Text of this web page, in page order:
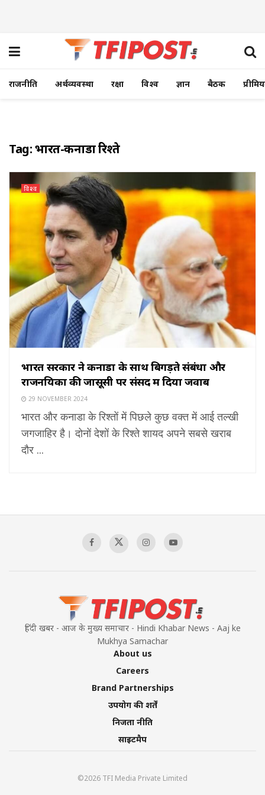
राजनीति अर्थव्यवस्था रक्षा विश्व ज्ञान बैठक
Tag:भारत-कनाडा रिश्ते
विश्व
भारत सरकार ने कनाडा के साथ बिगड़ते संबंधों और
राजनयिकों की जासूसी पर संसद में दिया जवाब
29 NOVEMBER 2024
भारत और कनाडा के रिश्तों में पिछले कुछ वक्त में आई तल्खी
जगजाहिर है। दोनों देशों के रिश्ते शायद अपने सबसे खराब
दौर ...
हिंदी खबर - आज के मुख्य समाचार - Hindi Khabar News - Aaj ke
Mukhya Samachar
About us
Careers
Brand Partnerships
उपयोग की शर्तें
निजता नीति
साइटमैप
©2026 TFI Media Private Limited